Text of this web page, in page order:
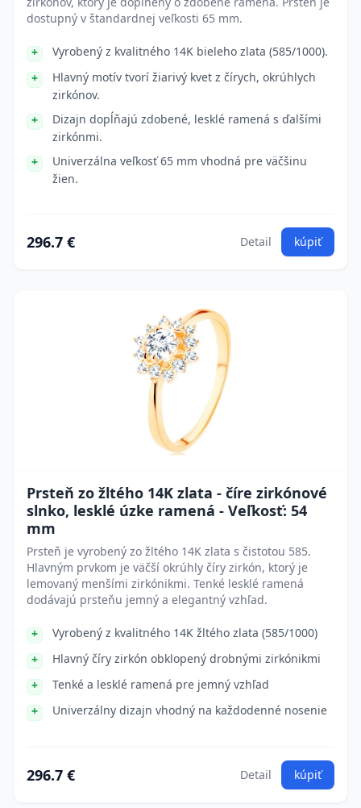
dostupný v štandardnej veľkosti 65 mm.
Vyrobený z kvalitného 14K bieleho zlata (585/1000).
Hlavný motív tvorí žiarivý kvet z čírych, okrúhlych
zirkónov.
Dizajn dopĺňajú zdobené, lesklé ramená s ďalšími
zirkónmi.
Univerzálna veľkosť 65 mm vhodná pre väčšinu
žien.
296.7 € Detail kúpiť
Prsteň zo žltého 14K zlata - číre zirkónové
slnko, lesklé úzke ramená - Veľkosť: 54
mm
Prsteň je vyrobený zo žltého 14K zlata s čistotou 585.
Hlavným prvkom je väčší okrúhly číry zirkón, ktorý je
lemovaný menšími zirkónikmi. Tenké lesklé ramená
dodávajú prsteňu jemný a elegantný vzhľad.
Vyrobený z kvalitného 14K žltého zlata (585/1000)
Hlavný číry zirkón obklopený drobnými zirkónikmi
Tenké a lesklé ramená pre jemný vzhľad
Univerzálny dizajn vhodný na každodenné nosenie
296.7 € Detail kúpiť